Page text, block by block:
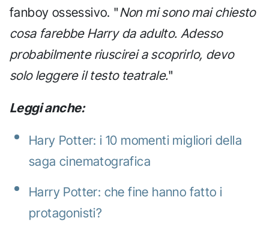
fanboy ossessivo. "Non mi sono mai chiesto
cosa farebbe Harry da adulto. Adesso
probabilmente riuscirei a scoprirlo, devo
solo leggere il testo teatrale."
Leggi anche:
Hary Potter: i 10 momenti migliori della
saga cinematografica
Harry Potter: che fine hanno fatto i
protagonisti?